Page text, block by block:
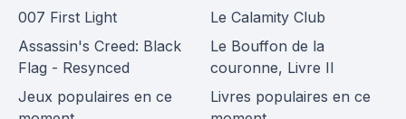
007 First Light
Assassin's Creed: Black
Flag - Resynced
Jeux populaires en ce
Le Calamity Club
Le Bouffon de la
couronne, Livre II
Livres populaires en ce